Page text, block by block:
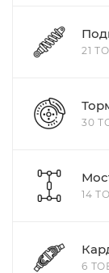
21
30
14
6